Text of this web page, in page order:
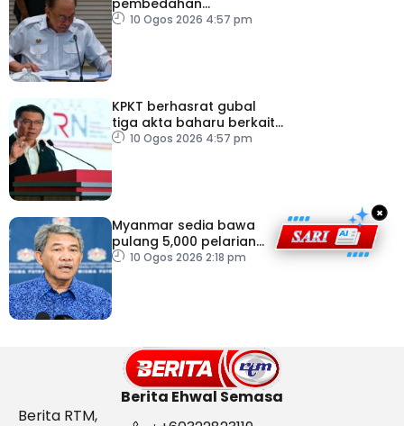
pembedahan
laparoskopi rawat hernia
10 Ogos 2026 4:57 pm
KPKT berhasrat gubal
tiga akta baharu berkait
perumahan
10 Ogos 2026 4:57 pm
Myanmar sedia bawa
pulang 5,000 pelarian
guna kapal
10 Ogos 2026 2:18 pm
×
Berita Ehwal Semasa
Berita RTM,